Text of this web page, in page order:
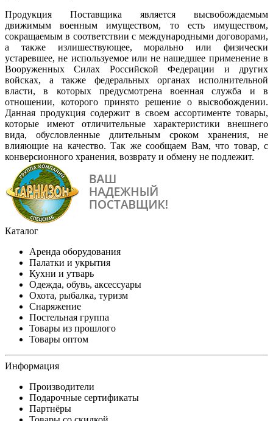
Продукция Поставщика является высвобождаемым
движимым военным имуществом, то есть имуществом,
сокращаемым в соответствии с международными договорами,
а также излишествующее, морально или физически
устаревшее, не используемое или не нашедшее применение в
Вооруженных Силах Российской Федерации и других
войсках, а также федеральных органах исполнительной
власти, в которых предусмотрена военная служба и в
отношении, которого принято решение о высвобождении.
Данная продукция содержит в своем ассортименте товары,
которые имеют отличительные характеристики внешнего
вида, обусловленные длительным сроком хранения, не
влияющие на качество. Так же сообщаем Вам, что товар, с
конверсионного хранения, возврату и обмену не подлежит.
Каталог
Аренда оборудования
Палатки и укрытия
Кухни и утварь
Одежда, обувь, аксессуары
Охота, рыбалка, туризм
Снаряжение
Постельная группа
Товары из прошлого
Товары оптом
Информация
Производители
Подарочные сертификаты
Партнёры